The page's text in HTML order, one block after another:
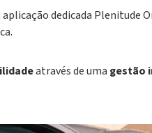
dedicada Plenitude
através de uma gestão